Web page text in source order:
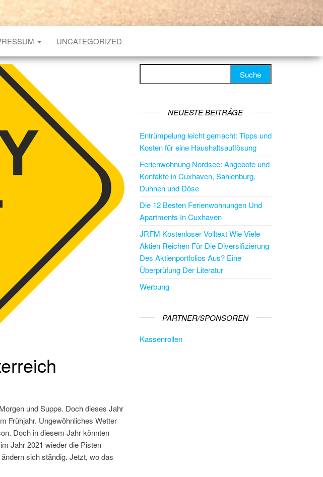
UNCATEGORIZED
und Suppe. Doch dieses Jahr
Frühjahr. Ungewöhnliches Wetter
Doch in diesem Jahr könnten
Jahr 2021 wieder die Pisten
sich ständig. Jetzt, wo das
NEUESTE BEITRÄGE
Entrümpelung leicht gemacht: Tipps und
Kosten für eine Haushaltsauflösung
Ferienwohnung Nordsee: Angebote und
Kontakte in Cuxhaven, Sahlenburg,
Duhnen und Döse
Die 12 Besten Ferienwohnungen Und
Apartments In Cuxhaven
JRFM Kostenloser Volltext Wie Viele
Aktien Reichen Für Die Diversifizierung
Des Aktienportfolios Aus? Eine
Überprüfung Der Literatur
Werbung
PARTNER/SPONSOREN
Kassenrollen